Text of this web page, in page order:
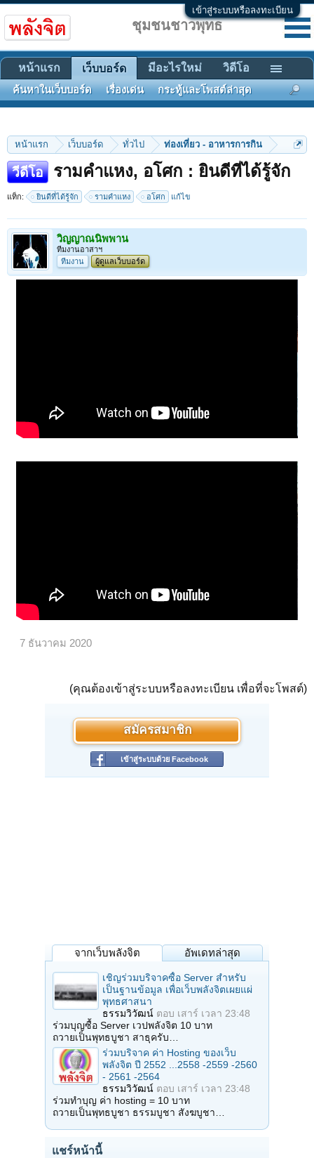
เข้าสู่ระบบหรือลงทะเบียน
หน้าแรก เว็บบอร์ด ทั่วไป ท่องเที่ยว - อาหารการกิน
วีดีโอ รามคำแหง, อโศก : ยินดีที่ได้รู้จัก
แท็ก: ยินดีที่ได้รู้จัก รามคำแหง อโศก แก้ไข
วิญญาณนิพพาน
ทีมงานอาสาฯ
ทีมงาน
ผู้ดูแลเว็บบอร์ด
7 ธันวาคม 2020
(คุณต้องเข้าสู่ระบบหรือลงทะเบียน เพื่อที่จะโพสต์)
สมัครสมาชิก
เข้าสู่ระบบด้วย Facebook
จากเว็บพลังจิต อัพเดทล่าสุด
เชิญร่วมบริจาคซื้อ Server สำหรับ
เป็นฐานข้อมูล เพื่อเว็บพลังจิตเผยแผ่
พุทธศาสนา
ธรรมวิวัฒน์ ตอบ เสาร์ เวลา 23:48
ร่วมบุญซื้อ Server เวปพลังจิต 10 บาท
ถวายเป็นพุทธบูชา สาธุครับ…
ร่วมบริจาค ค่า Hosting ของเว็บ
พลังจิต ปี 2552 ...2558 -2559 -2560
- 2561 -2564
ธรรมวิวัฒน์ ตอบ เสาร์ เวลา 23:48
ร่วมทำบุญ ค่า hosting = 10 บาท
ถวายเป็นพุทธบูชา ธรรมบูชา สังฆบูชา…
แชร์หน้านี้
ชุมชนชาวพุทธ
หน้าแรก เว็บบอร์ด
ค้นหาในเว็บบอร์ด เรื่องเด่น กระทู้และโพสต์ล่าสุด
มีอะไรใหม่ วิดีโอ